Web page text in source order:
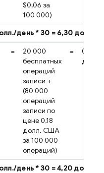
$0,06 за
100 000)
день * 30 = 6,30 долл.
=
20 000
бесплатных
операций
записи +
(80 000
операций
записи по
цене 0,18
долл. США
за 100 000
операций)
=
0,8 *
день * 30 = 4,20 долл.